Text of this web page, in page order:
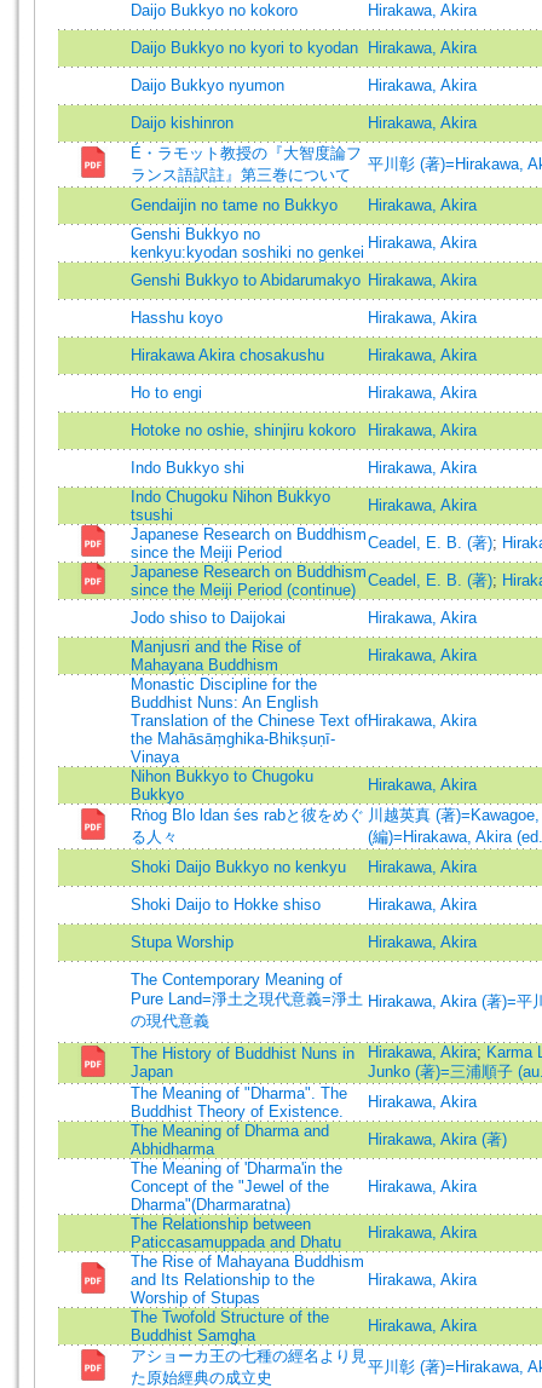
Daijo Bukkyo no kokoro Hirakawa, Akira
Daijo Bukkyo no kyori to kyodan Hirakawa, Akira
Daijo Bukkyo nyumon Hirakawa, Akira
Daijo kishinron
Hirakawa, Akira
É・ラモット教授の『大智度論フ
ランス語訳註』第三巻について
平川彰 (著)=Hirakawa,
Gendaijin no tame no Bukkyo
Hirakawa, Akira
Genshi Bukkyo no
kenkyu:kyodan soshiki no genkei
Hirakawa, Akira
Genshi Bukkyo to Abidarumakyo Hirakawa, Akira
Hasshu koyo Hirakawa, Akira
Hirakawa Akira chosakushu Hirakawa, Akira
Ho to engi Hirakawa, Akira
Hotoke no oshie, shinjiru kokoro Hirakawa, Akira
Indo Bukkyo shi
Hirakawa, Akira
Indo Chugoku Nihon Bukkyo
tsushi
Hirakawa, Akira
Japanese Research on Buddhism
since the Meiji Period
Ceadel, E. B. (著);
Japanese Research on Buddhism
since the Meiji Period (continue)
Ceadel, E. B. (著);
Jodo shiso to Daijokai
Hirakawa, Akira
Manjusri and the Rise of
Mahayana Buddhism
Hirakawa, Akira
Monastic Discipline for the
Buddhist Nuns: An English
Translation of the Chinese Text of
the Mahāsāṃghika-Bhikṣuṇī-
Vinaya
Hirakawa, Akira
Nihon Bukkyo to Chugoku
Bukkyo
Hirakawa, Akira
Rṅog Blo ldan śes rabと彼をめぐ
る人々
川越英真 (著
(編)=Hirakawa, Akira
Shoki Daijo Bukkyo no kenkyu
Hirakawa, Akira
Shoki Daijo to Hokke shiso Hirakawa, Akira
Stupa Worship Hirakawa, Akira
The Contemporary Meaning of
Pure Land=淨土之現代意義=淨土
の現代意義
Hirakawa, Akira (著)=平
The History of Buddhist Nuns in
Japan
Hirakawa, Akira; Karma
Junko (著)=三浦順子
The Meaning of "Dharma". The
Buddhist Theory of Existence.
Hirakawa, Akira
The Meaning of Dharma and
Abhidharma
Hirakawa, Akira (著)
The Meaning of 'Dharma'in the
Concept of the "Jewel of the
Dharma"(Dharmaratna)
Hirakawa, Akira
The Relationship between
Paticcasamuppada and Dhatu
Hirakawa, Akira
The Rise of Mahayana Buddhism
and Its Relationship to the
Worship of Stupas
Hirakawa, Akira
The Twofold Structure of the
Buddhist Samgha
Hirakawa, Akira
アショーカ王の七種の經名より見
た原始經典の成立史
平川彰 (著)=Hirakawa,